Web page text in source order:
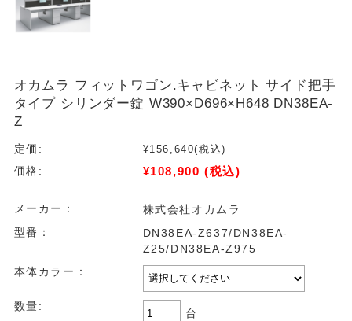
オカムラ フィットワゴン.キャビネット サイド把手
タイプ シリンダー錠 W390×D696×H648 DN38EA-
Z
定価: ¥156,640(税込)
価格:
¥108,900 (税込)
メーカー：
株式会社オカムラ
型番：
DN38EA-Z637/DN38EA-
Z25/DN38EA-Z975
本体カラー：
数量:
台